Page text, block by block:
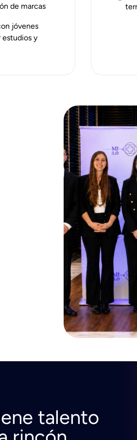
de marcas
jóvenes
estudios y
talento